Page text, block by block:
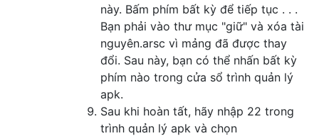
này. Bấm phím bất kỳ để tiếp tục . . .
Bạn phải vào thư mục "giữ" và xóa tài
nguyên.arsc vì mảng đã được thay
đổi. Sau này, bạn có thể nhấn bất kỳ
phím nào trong cửa sổ trình quản lý
apk.
Sau khi hoàn tất, hãy nhập 22 trong
trình quản lý apk và chọn